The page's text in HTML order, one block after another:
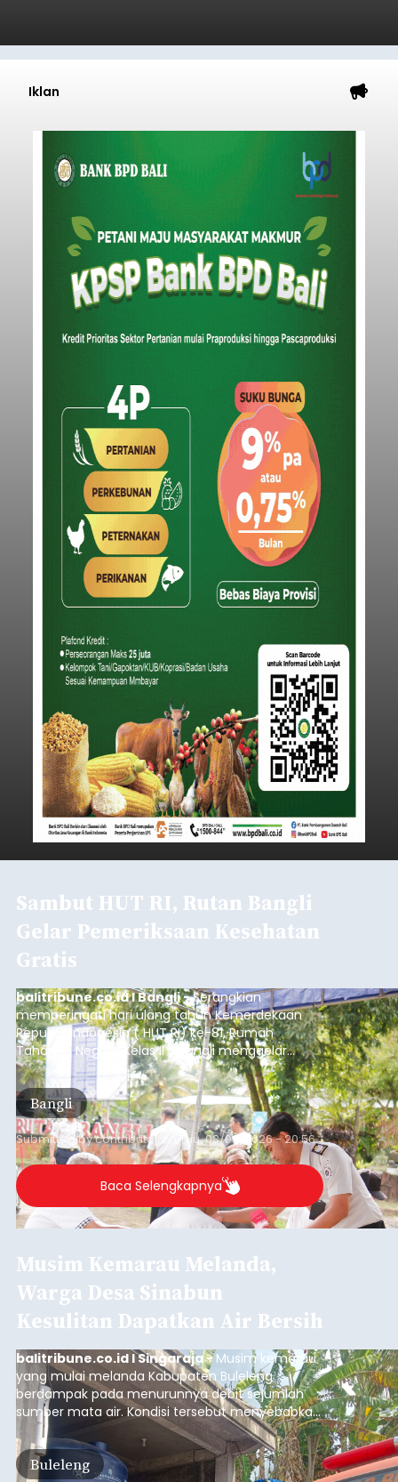
Iklan
Sambut HUT RI, Rutan Bangli
Gelar Pemeriksaan Kesehatan
Gratis
balitribune.co.id I Bangli -Serangkian
memperingati hari ulang tahun Kemerdekaan
Republik Indonesia ( HUT RI) ke-81, Rumah
Tahanan Negara Kelas II B Bangli menggelar
kegiatan pemeriksaan kesehatan gratis, Rabu
(6/8/2026).
Bangli
Submitted bycontributor Thu, 08/06/2026 - 20:56
Baca Selengkapnya
Musim Kemarau Melanda,
Warga Desa Sinabun
Kesulitan Dapatkan Air Bersih
balitribune.co.id I Singaraja -Musim kemarau
yang mulai melanda Kabupaten Buleleng
berdampak pada menurunnya debit sejumlah
sumber mata air. Kondisi tersebut menyebabkan
warga di beberapa desa mulai mengalami
kesulitan mendapatkan air bersih, terutama
untuk memenuhi kebutuhan mandi, cuci, dan
Buleleng